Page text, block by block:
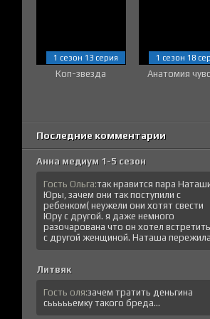
Коп-звезда
1 сезон 13 серия
Анатомия
1 сезон 18
Последние комментарии
Анна медиум 1-5 сезон
Гость Ольга:так нравится пара
Юры, зачем они так поступили с
ребенком( неужели они хотят свести
Юру с другой. я даже немного
разочарована что он хотел
с другой женщиной. Наташа
Литвяк
Гость оля:зачем тратить деньгина
сьььььемку такого бреда...